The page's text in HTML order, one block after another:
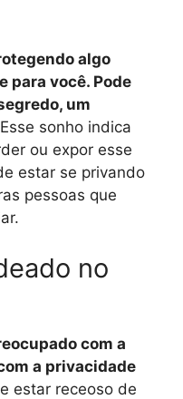
algo
para você. Pode
um
Esse sonho indica
ou expor esse
estar se privando
pessoas que
no
com a
a privacidade
estar receoso de